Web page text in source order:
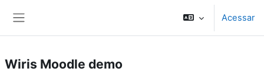
Acessar
Wiris Moodle demo